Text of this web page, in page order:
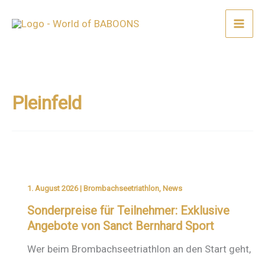
Inhalt
Pleinfeld
1. August 2026| Brombachseetriathlon, News
Sonderpreise für Teilnehmer: Exklusive
Angebote von Sanct Bernhard Sport
Wer beim Brombachseetriathlon an den Start geht,